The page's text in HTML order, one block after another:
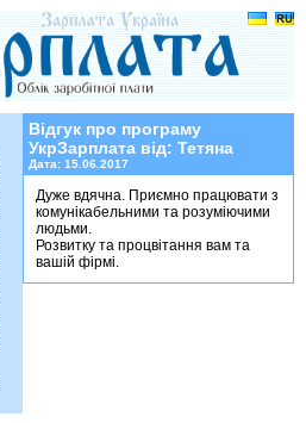
Відгук про програму УкрЗарплата від:
Відгук про програму
УкрЗарплата від: Тетяна
Дата: 15.06.2017
Дуже вдячна. Приємно працювати з
комунікабельними та розуміючими
людьми.
Розвитку та процвітання вам та
вашій фірмі.